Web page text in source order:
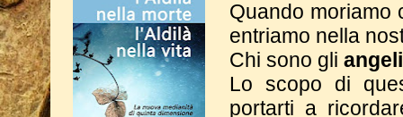
Quando moriamo
entriamo nella
Chi sono gli angeli
Lo scopo di
portarti a